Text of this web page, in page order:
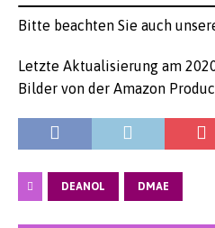
Bitte beachten Sie auch
Letzte Aktualisierung am
Bilder von der Amazon
DEANOL DMAE